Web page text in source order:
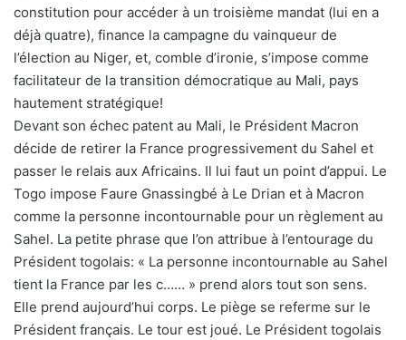
constitution pour accéder à un troisième mandat (lui en a
déjà quatre), finance la campagne du vainqueur de
l’élection au Niger, et, comble d’ironie, s’impose comme
facilitateur de la transition démocratique au Mali, pays
hautement stratégique!
Devant son échec patent au Mali, le Président Macron
décide de retirer la France progressivement du Sahel et
passer le relais aux Africains. Il lui faut un point d’appui. Le
Togo impose Faure Gnassingbé à Le Drian et à Macron
comme la personne incontournable pour un règlement au
Sahel. La petite phrase que l’on attribue à l’entourage du
Président togolais: « La personne incontournable au Sahel
tient la France par les c…… » prend alors tout son sens.
Elle prend aujourd’hui corps. Le piège se referme sur le
Président français. Le tour est joué. Le Président togolais